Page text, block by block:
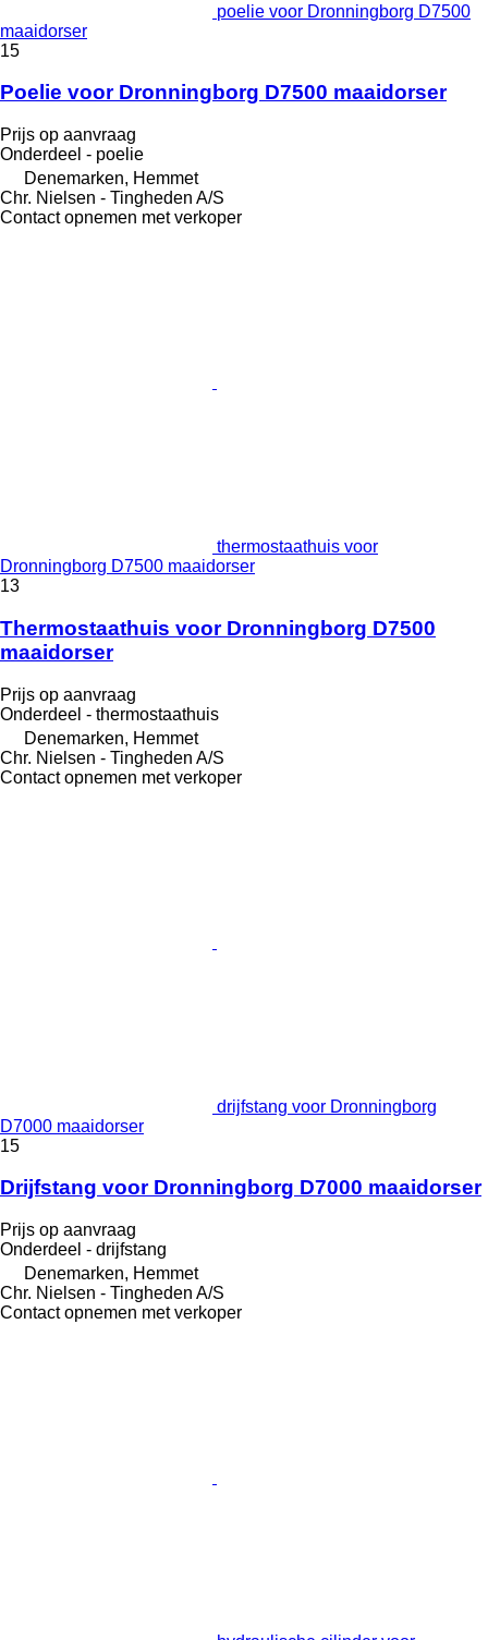
poelie voor Dronningborg D7500
maaidorser
15
Poelie voor Dronningborg D7500 maaidorser
Prijs op aanvraag
Onderdeel - poelie
Denemarken, Hemmet
Chr. Nielsen - Tingheden A/S
Contact opnemen met verkoper
thermostaathuis voor
Dronningborg D7500 maaidorser
13
Thermostaathuis voor Dronningborg D7500
maaidorser
Prijs op aanvraag
Onderdeel - thermostaathuis
Denemarken, Hemmet
Chr. Nielsen - Tingheden A/S
Contact opnemen met verkoper
drijfstang voor Dronningborg
D7000 maaidorser
15
Drijfstang voor Dronningborg D7000 maaidorser
Prijs op aanvraag
Onderdeel - drijfstang
Denemarken, Hemmet
Chr. Nielsen - Tingheden A/S
Contact opnemen met verkoper